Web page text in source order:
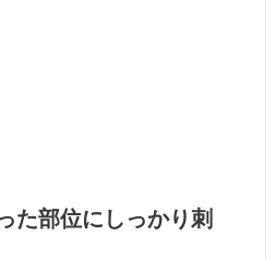
た部位にしっかり刺